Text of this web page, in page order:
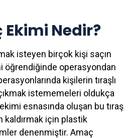
Ekimi Nedir?
isteyen birçok kişi saçın
öğrendiğinde operasyondan
kişilerin tıraşlı
istememeleri oldukça
esnasında oluşan bu tıraş
kaldırmak için plastik
denenmiştir. Amaç